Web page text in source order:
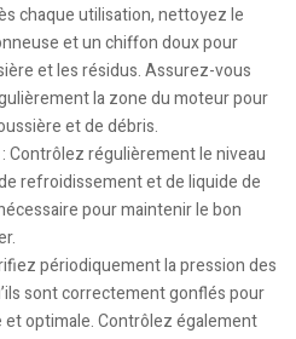
chaque utilisation, nettoyez le
et un chiffon doux pour
et les résidus. Assurez-vous
la zone du moteur pour
et de débris.
: Contrôlez régulièrement le niveau
refroidissement et de liquide de
pour maintenir le bon
périodiquement la pression des
sont correctement gonflés pour
optimale. Contrôlez également